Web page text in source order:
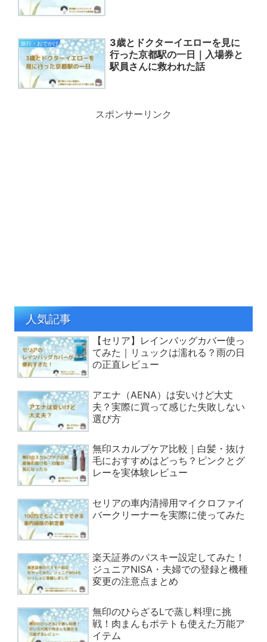
旅行・おでかけ
3歳とドクターイエローを見に
行った京都駅の一日｜入場券と
駅員さんに救われた話
スポンサーリンク
人気記事
【セリア】レインバッグカバー使っ
てみた｜リュックは濡れる？雨の日
の正直レビュー
アエナ（AENA）は安いけど大丈
夫？実際に買って感じた失敗しない
選び方
無印スカルプケア比較｜白髪・抜け
毛におすすめはどっち？ピンクとグ
レーを実体験レビュー
セリアの車内清掃用マイクロファイ
バークリーナーを実際に使ってみた
楽天証券のパスキー設定してみた！
ジュニアNISA・夫婦での登録と機種
変更の注意点まとめ
無印のひらざるLで蒸し料理に挑
戦！肉まんもポテトも使えた万能ア
イテム